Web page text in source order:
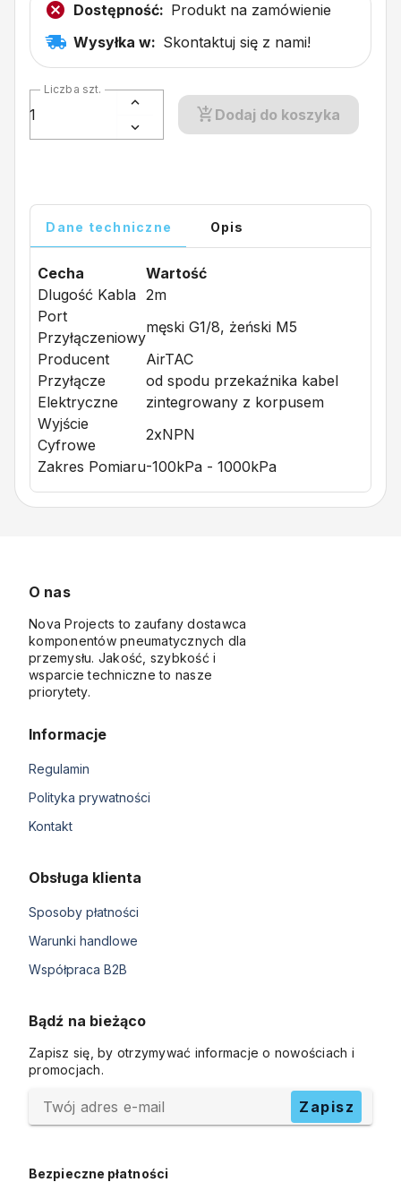
Dostępność: Produkt na zamówienie
Wysyłka w: Skontaktuj się z nami!
Liczba szt.
Dodaj do koszyka
Dane techniczne Opis
Cecha
Wartość
Dlugość Kabla 2m
Port
Przyłączeniowy
męski G1/8, żeński M5
Producent
AirTAC
Przyłącze
Elektryczne
od spodu przekaźnika kabel
zintegrowany z korpusem
Wyjście
Cyfrowe
2xNPN
Zakres Pomiaru-100kPa - 1000kPa
O nas
Nova Projects to zaufany dostawca
komponentów pneumatycznych dla
przemysłu. Jakość, szybkość i
wsparcie techniczne to nasze
priorytety.
Informacje
Regulamin
Polityka prywatności
Kontakt
Obsługa klienta
Sposoby płatności
Warunki handlowe
Współpraca B2B
Bądź na bieżąco
Zapisz się, by otrzymywać informacje o nowościach i
promocjach.
Twój adres e-mail Zapisz
Bezpieczne płatności